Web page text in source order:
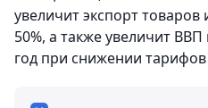
увеличит экспорт
50%, а также увеличит
год при снижении